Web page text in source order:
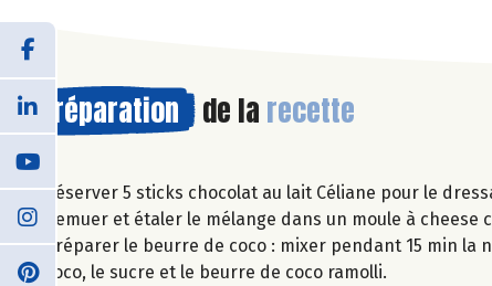
Préparation de la recette
Réserver 5 sticks chocolat au lait Céliane pour le
Remuer et étaler le mélange dans un moule à
Préparer le beurre de coco : mixer pendant 15 min la
coco, le sucre et le beurre de coco ramolli.